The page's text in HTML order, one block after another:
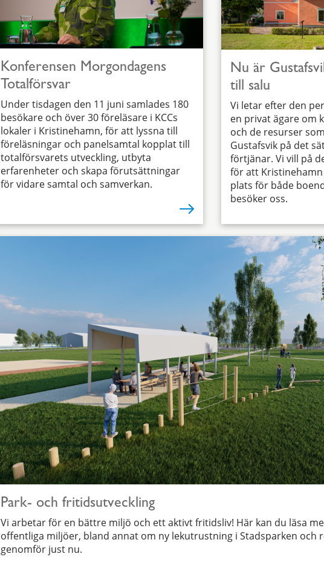
Konferensen Morgondagens
Totalförsvar
Under tisdagen den 11 juni samlades 180
besökare och över 30 föreläsare i KCCs
lokaler i Kristinehamn, för att lyssna till
föreläsningar och panelsamtal kopplat till
totalförsvarets utveckling, utbyta
erfarenheter och skapa förutsättningar
för vidare samtal och samverkan.
Nu är
till salu
Vi letar efter den
en privat ägare om
och de resurser
Gustafsvik på det
förtjänar. Vi vill på
för att
plats för både
besöker oss.
Park- och fritidsutveckling
Vi arbetar för en bättre miljö och ett aktivt fritidsliv! Här kan du läsa
offentliga miljöer, bland annat om ny lekutrustning i Stadsparken och
genomför just nu.